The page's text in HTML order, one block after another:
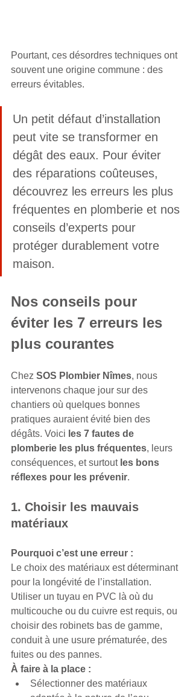
Pourtant, ces désordres techniques ont
souvent une origine commune : des
erreurs évitables.
Un petit défaut d’installation
peut vite se transformer en
dégât des eaux. Pour éviter
des réparations coûteuses,
découvrez les erreurs les plus
fréquentes en plomberie et nos
conseils d’experts pour
protéger durablement votre
maison.
Nos conseils pour
éviter les 7 erreurs les
plus courantes
Chez SOS Plombier Nîmes, nous
intervenons chaque jour sur des
chantiers où quelques bonnes
pratiques auraient évité bien des
dégâts. Voici les 7 fautes de
plomberie les plus fréquentes, leurs
conséquences, et surtout les bons
réflexes pour les prévenir.
1. Choisir les mauvais
matériaux
Pourquoi c’est une erreur :
Le choix des matériaux est déterminant
pour la longévité de l’installation.
Utiliser un tuyau en PVC là où du
multicouche ou du cuivre est requis, ou
choisir des robinets bas de gamme,
conduit à une usure prématurée, des
fuites ou des pannes.
À faire à la place :
Sélectionner des matériaux